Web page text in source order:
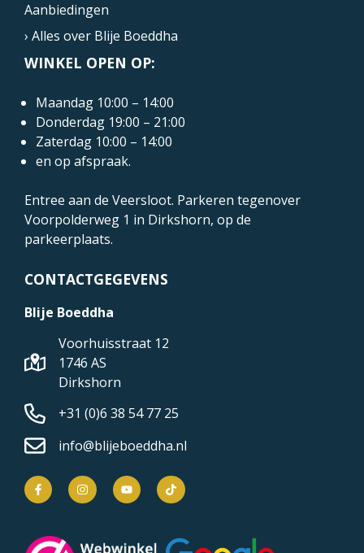
Aanbiedingen
› Alles over Blije Boeddha
WINKEL OPEN OP:
Maandag 10:00 – 14:00
Donderdag 19:00 – 21:00
Zaterdag 10:00 – 14:00
en op afspraak.
Entree aan de Veersloot. Parkeren tegenover
Voorpolderweg 1 in Dirkshorn, op de
parkeerplaats.
CONTACTGEGEVENS
Blije Boeddha
Voorhuisstraat 12
1746 AS
Dirkshorn
+31 (0)6 38 54 77 25
info@blijeboeddha.nl